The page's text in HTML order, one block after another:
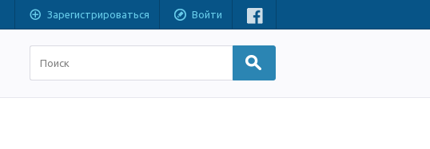
Зарегистрироваться Войти